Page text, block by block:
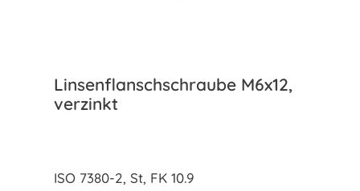
Linsenflanschschraube M6x12,
verzinkt
ISO 7380-2, St, FK 10.9